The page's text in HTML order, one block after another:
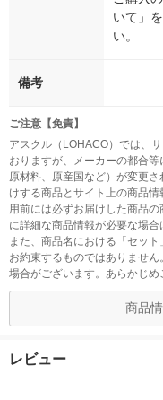
いて」
い。
備考
ご注意【免責】
アスクル（LOHACO）では、
おりますが、メーカーの都合等
原材料、原産国など）が変更
けする商品とサイト上の商品
用前には必ずお届けした商品
に詳細な商品情報が必要な場合
また、商品名における「セッ
お約束するものではありませ
場合がございます。あらかじめ
商品
レビュー